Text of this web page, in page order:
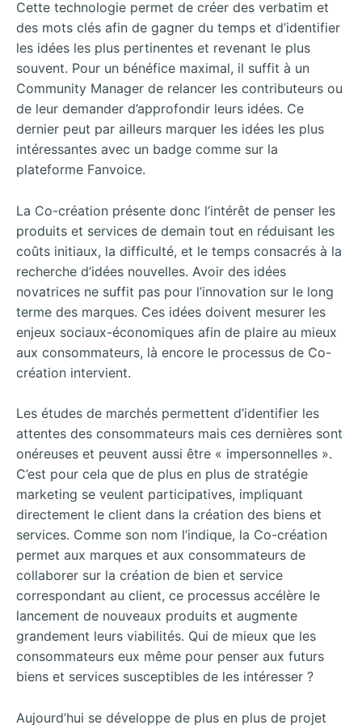
Cette technologie permet de créer des verbatim et
des mots clés afin de gagner du temps et d’identifier
les idées les plus pertinentes et revenant le plus
souvent. Pour un bénéfice maximal, il suffit à un
Community Manager de relancer les contributeurs ou
de leur demander d’approfondir leurs idées. Ce
dernier peut par ailleurs marquer les idées les plus
intéressantes avec un badge comme sur la
plateforme Fanvoice.
La Co-création présente donc l’intérêt de penser les
produits et services de demain tout en réduisant les
coûts initiaux, la difficulté, et le temps consacrés à la
recherche d’idées nouvelles. Avoir des idées
novatrices ne suffit pas pour l’innovation sur le long
terme des marques. Ces idées doivent mesurer les
enjeux sociaux-économiques afin de plaire au mieux
aux consommateurs, là encore le processus de Co-
création intervient.
Les études de marchés permettent d’identifier les
attentes des consommateurs mais ces dernières sont
onéreuses et peuvent aussi être « impersonnelles ».
C’est pour cela que de plus en plus de stratégie
marketing se veulent participatives, impliquant
directement le client dans la création des biens et
services. Comme son nom l’indique, la Co-création
permet aux marques et aux consommateurs de
collaborer sur la création de bien et service
correspondant au client, ce processus accélère le
lancement de nouveaux produits et augmente
grandement leurs viabilités. Qui de mieux que les
consommateurs eux même pour penser aux futurs
biens et services susceptibles de les intéresser ?
Aujourd’hui se développe de plus en plus de projet